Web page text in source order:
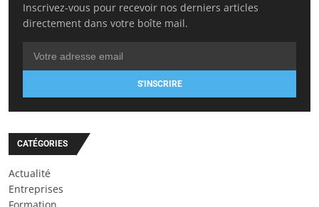
Inscrivez-vous pour recevoir nos derniers articles
directement dans votre boîte mail.
S'INSCRIRE
CATÉGORIES
Actualité
Entreprises